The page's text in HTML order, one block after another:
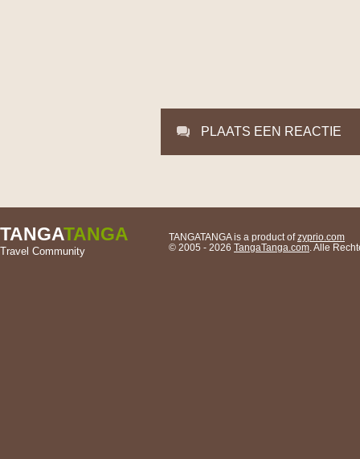
PLAATS EEN REACTIE
TANGATANGA
Travel Community
TANGATANGA is a product ofzyprio.com
© 2005 - 2026 TangaTanga.com . Alle